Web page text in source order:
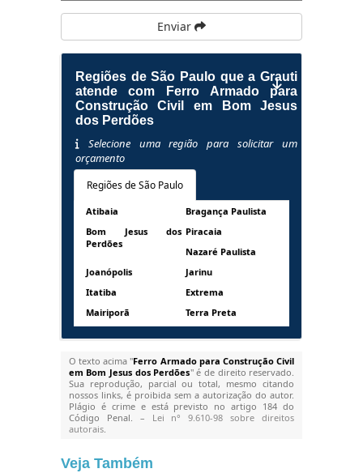
Enviar
Regiões de São Paulo que a Grauti
atende com Ferro Armado para
Construção Civil em Bom Jesus
dos Perdões
Selecione uma região para solicitar um
orçamento
Regiões de São Paulo
Atibaia
Bragança Paulista
Bom Jesus dos
Perdões
Piracaia
Nazaré Paulista
Joanópolis
Jarinu
Itatiba
Extrema
Mairiporã
Terra Preta
O texto acima "Ferro Armado para Construção Civil
em Bom Jesus dos Perdões" é de direito reservado.
Sua reprodução, parcial ou total, mesmo citando
nossos links, é proibida sem a autorização do autor.
Plágio é crime e está previsto no artigo 184 do
Código Penal. – Lei n° 9.610-98 sobre direitos
autorais.
Veja Também